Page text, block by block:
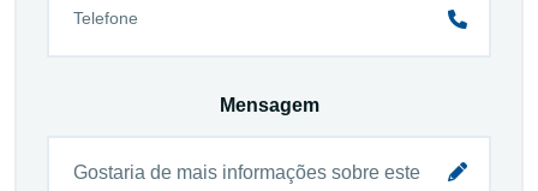
Mensagem